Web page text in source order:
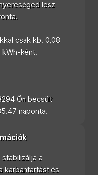
lesz
csak kb. 0,08
kWh-ként.
Ön becsült
naponta.
a
karbantartást és